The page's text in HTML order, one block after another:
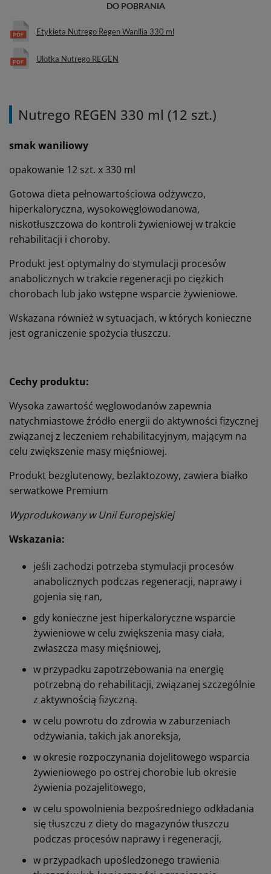
DO POBRANIA
Etykieta Nutrego Regen Wanilia 330 ml
Ulotka Nutrego REGEN
Nutrego REGEN 330 ml (12 szt.)
smak waniliowy
opakowanie 12 szt. x 330 ml
Gotowa dieta pełnowartościowa odżywczo,
hiperkaloryczna, wysokowęglowodanowa,
niskotłuszczowa do kontroli żywieniowej w trakcie
rehabilitacji i choroby.
Produkt jest optymalny do stymulacji procesów
anabolicznych w trakcie regeneracji po ciężkich
chorobach lub jako wstępne wsparcie żywieniowe.
Wskazana również w sytuacjach, w których konieczne
jest ograniczenie spożycia tłuszczu.
Cechy produktu:
Wysoka zawartość węglowodanów zapewnia
natychmiastowe źródło energii do aktywności fizycznej
związanej z leczeniem rehabilitacyjnym, mającym na
celu zwiększenie masy mięśniowej.
Produkt bezglutenowy, bezlaktozowy, zawiera białko
serwatkowe Premium
Wyprodukowany w Unii Europejskiej
Wskazania:
jeśli zachodzi potrzeba stymulacji procesów
anabolicznych podczas regeneracji, naprawy i
gojenia się ran,
gdy konieczne jest hiperkaloryczne wsparcie
żywieniowe w celu zwiększenia masy ciała,
zwłaszcza masy mięśniowej,
w przypadku zapotrzebowania na energię
potrzebną do rehabilitacji, związanej szczególnie
z aktywnością fizyczną.
w celu powrotu do zdrowia w zaburzeniach
odżywiania, takich jak anoreksja,
w okresie rozpoczynania dojelitowego wsparcia
żywieniowego po ostrej chorobie lub okresie
żywienia pozajelitowego,
w celu spowolnienia bezpośredniego odkładania
się tłuszczu z diety do magazynów tłuszczu
podczas procesów naprawy i regeneracji,
w przypadkach upośledzonego trawienia